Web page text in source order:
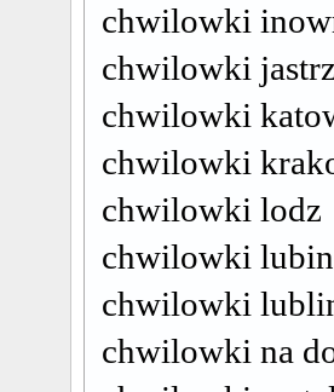
chwilowki
chwilowki
chwilowki
chwilowki
chwilowki lodz
chwilowki lubin
chwilowki
chwilowki na